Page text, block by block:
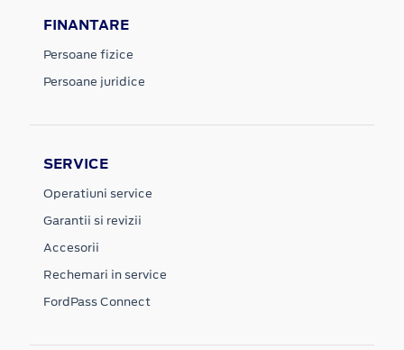
FINANTARE
Persoane fizice
Persoane juridice
SERVICE
Operatiuni service
Garantii si revizii
Accesorii
Rechemari in service
FordPass Connect